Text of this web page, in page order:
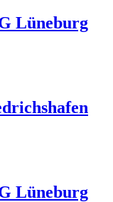
Lüneburg
Lüneburg